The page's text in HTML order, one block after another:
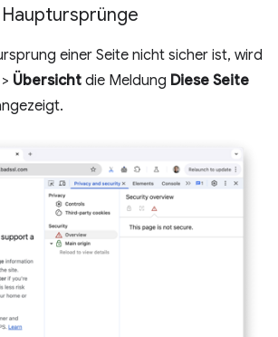
einer Seite nicht sicher ist, wird
> Übersicht die Meldung Diese Seite